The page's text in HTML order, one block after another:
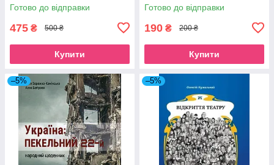
Готово до відправки
475 ₴ 500 ₴
Купити
Готово до відправки
190 ₴ 200 ₴
Купити
–5% –5%